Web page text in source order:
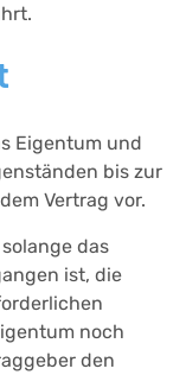
Eigentum und
bis zur
Vertrag vor.
das
ist, die
noch
den